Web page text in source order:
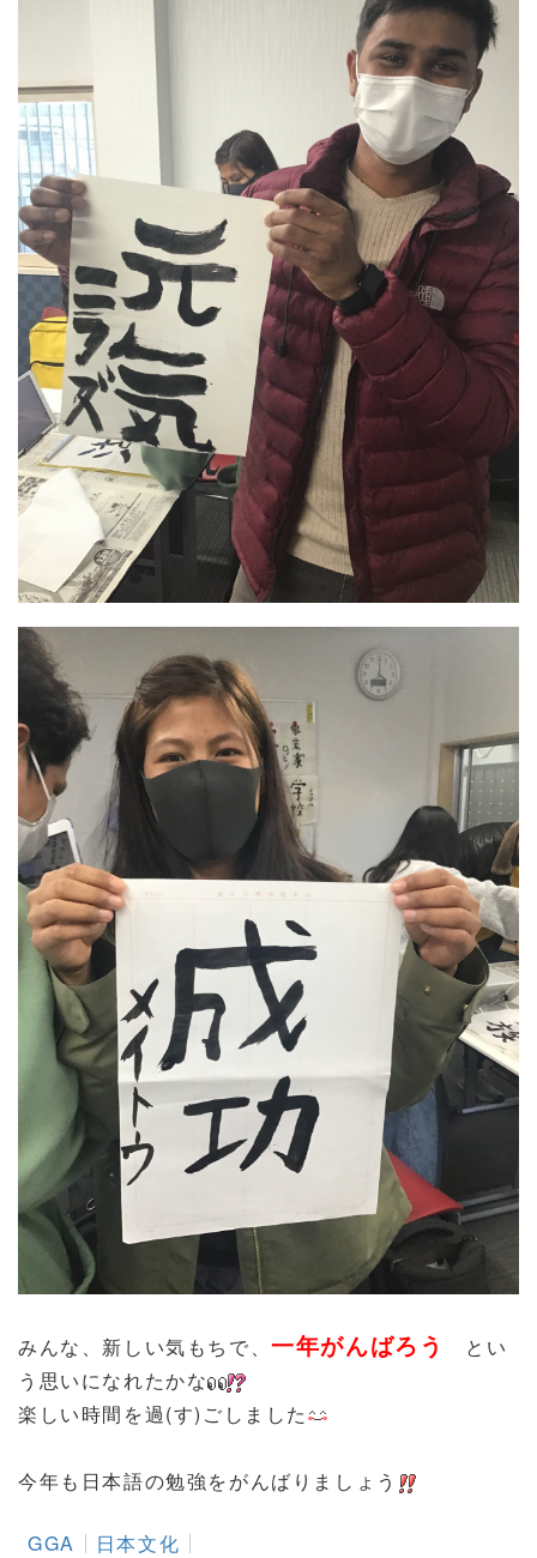
みんな、新しい気もちで、一年がんばろう
とい
う思いになれたかな
楽しい時間を過(す)ごしました
今年も日本語の勉強をがんばりましょう
GGA 日本文化